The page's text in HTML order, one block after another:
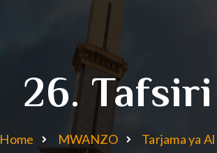
26. Tafsiri
Home MWANZO Tarjama ya